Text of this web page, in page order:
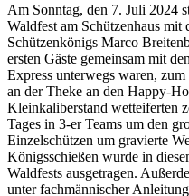
Am Sonntag, den 7. Juli 2024
Waldfest am Schützenhaus mit
Schützenkönigs Marco
ersten Gäste gemeinsam mit
Express unterwegs waren,
an der Theke an den Happy-
Kleinkaliberstand wetteiferten
Tages in 3-er Teams um den
Einzelschützen um gravierte
Königsschießen wurde in
Waldfests ausgetragen.
unter fachmännischer